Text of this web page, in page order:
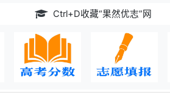
Ctrl+D收藏“果然优志”网